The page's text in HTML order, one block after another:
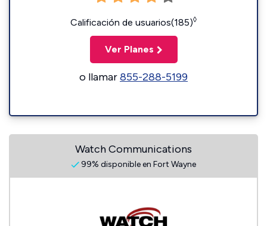
Calificación de usuarios(185)◊
Ver Planes
o llamar855-288-5199
Watch Communications
99% disponible en Fort Wayne